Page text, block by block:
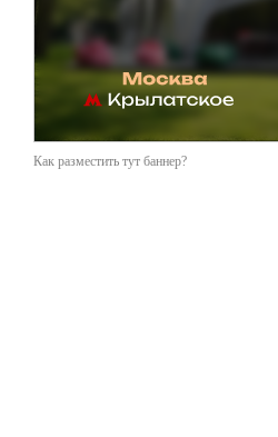
Как разместить тут баннер?